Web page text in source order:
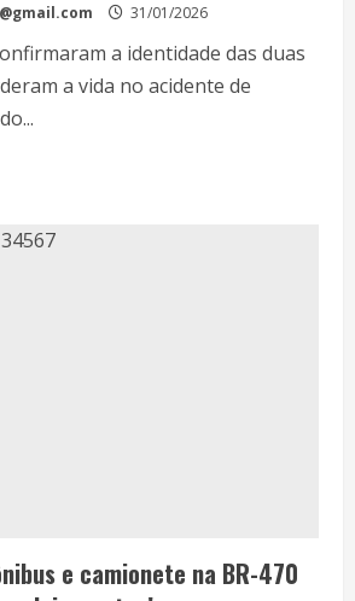
31/01/2026
a identidade das duas
a vida no acidente de
e camionete na BR-470